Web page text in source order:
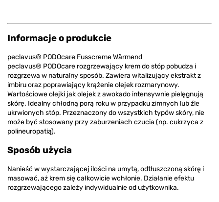
Informacje o produkcie
peclavus® PODOcare Fusscreme Wärmend
peclavus® PODOcare rozgrzewający krem do stóp pobudza i
rozgrzewa w naturalny sposób. Zawiera witalizujący ekstrakt z
imbiru oraz poprawiający krążenie olejek rozmarynowy.
Wartościowe olejki jak olejek z awokado intensywnie pielęgnują
skórę. Idealny chłodną porą roku w przypadku zimnych lub źle
ukrwionych stóp. Przeznaczony do wszystkich typów skóry, nie
może być stosowany przy zaburzeniach czucia (np. cukrzyca z
polineuropatią).
Sposób użycia
Nanieść w wystarczającej ilości na umytą, odtłuszczoną skórę i
masować, aż krem się całkowicie wchłonie. Działanie efektu
rozgrzewającego zależy indywidualnie od użytkownika.